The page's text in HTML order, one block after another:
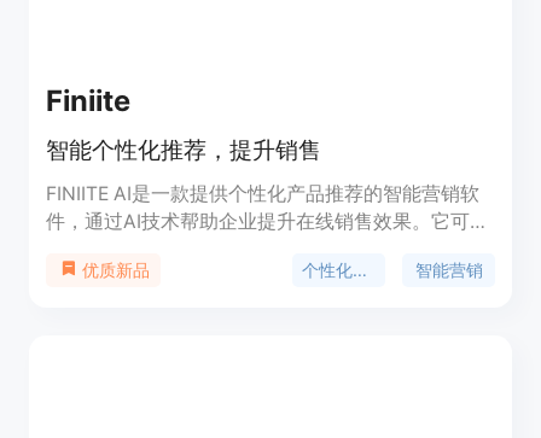
Finiite
智能个性化推荐，提升销售
FINIITE AI是一款提供个性化产品推荐的智能营销软
件，通过AI技术帮助企业提升在线销售效果。它可以
高购买转化率和客户满意度。FINIITE AI还提供数据
优质新品 个性化推荐 智能营销